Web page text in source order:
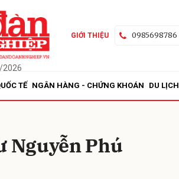
GIỚI THIỆU 0985698786
TẾ NGÂN HÀNG - CHỨNG KHOÁN DU LỊCH
Nguyễn Phú